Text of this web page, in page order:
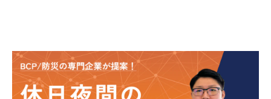
企業情報
採用情報